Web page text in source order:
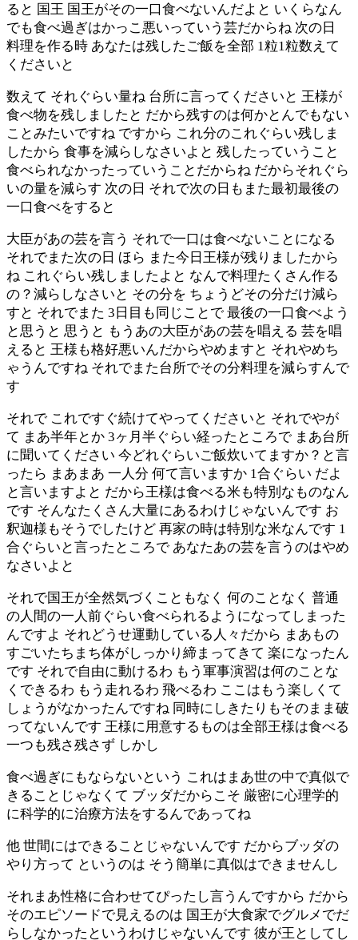
ると 国王 国王がその一口食べないんだよと いくらなん
でも食べ過ぎはかっこ悪いっていう芸だからね 次の日
料理を作る時 あなたは残したご飯を全部 1粒1粒数えて
くださいと
数えて それぐらい量ね 台所に言ってくださいと 王様が
食べ物を残しましたと だから残すのは何かとんでもない
ことみたいですね ですから これ分のこれぐらい残しま
したから 食事を減らしなさいよと 残したっていうこと
食べられなかったっていうことだからね だからそれぐら
いの量を減らす 次の日 それで次の日もまた最初最後の
一口食べをすると
大臣があの芸を言う それで一口は食べないことになる
それでまた次の日 ほら また今日王様が残りましたから
ね これぐらい残しましたよと なんで料理たくさん作る
の？減らしなさいと その分を ちょうどその分だけ減ら
すと それでまた 3日目も同じことで 最後の一口食べよう
と思うと 思うと もうあの大臣があの芸を唱える 芸を唱
えると 王様も格好悪いんだからやめますと それやめち
ゃうんですね それでまた台所でその分料理を減らすんで
す
それで これですぐ続けてやってくださいと それでやが
て まあ半年とか 3ヶ月半ぐらい経ったところで まあ台所
に聞いてください 今どれぐらいご飯炊いてますか？と言
ったら まあまあ 一人分 何て言いますか 1合ぐらい だよ
と言いますよと だから王様は食べる米も特別なものなん
です そんなたくさん大量にあるわけじゃないんです お
釈迦様もそうでしたけど 再家の時は特別な米なんです 1
合ぐらいと言ったところで あなたあの芸を言うのはやめ
なさいよと
それで国王が全然気づくこともなく 何のことなく 普通
の人間の一人前ぐらい食べられるようになってしまった
んですよ それどうせ運動している人々だから まあもの
すごいたちまち体がしっかり締まってきて 楽になったん
です それで自由に動けるわ もう軍事演習は何のことな
くできるわ もう走れるわ 飛べるわ ここはもう楽しくて
しょうがなかったんですね 同時にしきたりもそのまま破
ってないんです 王様に用意するものは全部王様は食べる
一つも残さ残さず しかし
食べ過ぎにもならないという これはまあ世の中で真似で
きることじゃなくて ブッダだからこそ 厳密に心理学的
に科学的に治療方法をするんであってね
他 世間にはできることじゃないんです だからブッダの
やり方って というのは そう簡単に真似はできませんし
それまあ性格に合わせてぴったし言うんですから だから
そのエピソードで見えるのは 国王が大食家でグルメでだ
らしなかったというわけじゃないんです 彼が王としてし